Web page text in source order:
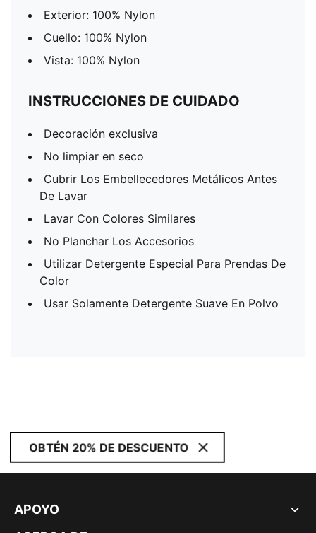
Exterior: 100% Nylon
Cuello: 100% Nylon
Vista: 100% Nylon
INSTRUCCIONES DE CUIDADO
Decoración exclusiva
No limpiar en seco
Cubrir Los Embellecedores Metálicos Antes
De Lavar
Lavar Con Colores Similares
No Planchar Los Accesorios
Utilizar Detergente Especial Para Prendas De
Color
Usar Solamente Detergente Suave En Polvo
OBTÉN 20% DE DESCUENTO
APOYO